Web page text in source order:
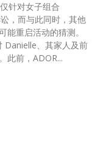
针对女子组合
，而与此同时，其他
能重启活动的猜测。
Danielle、其家人及前
此前，ADOR...